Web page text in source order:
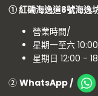
①紅磡海逸道8號海逸
營業時間/
星期一至六
星期日 12:00 -
② WhatsApp /